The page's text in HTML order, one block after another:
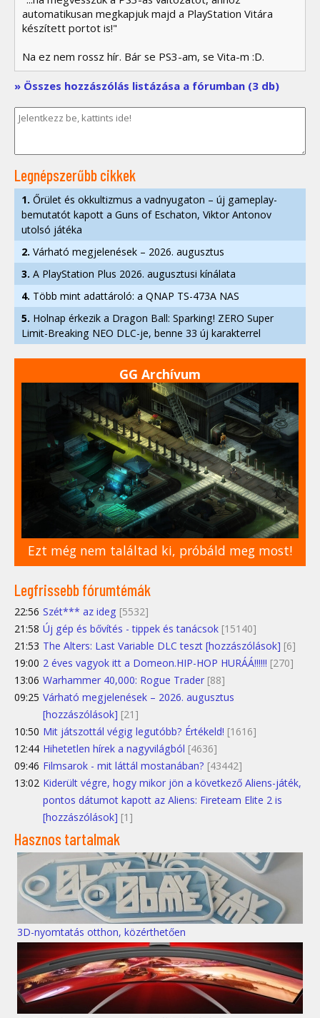
automatikusan megkapjuk majd a PlayStation Vitára
készített portot is!"
Na ez nem rossz hír. Bár se PS3-am, se Vita-m :D.
» Összes hozzászólás listázása a fórumban (3 db)
Legnépszerűbb cikkek
1. Őrület és okkultizmus a vadnyugaton – új gameplay-
bemutatót kapott a Guns of Eschaton, Viktor Antonov
utolsó játéka
2. Várható megjelenések – 2026. augusztus
3. A PlayStation Plus 2026. augusztusi kínálata
4. Több mint adattároló: a QNAP TS-473A NAS
5. Holnap érkezik a Dragon Ball: Sparking! ZERO Super
Limit-Breaking NEO DLC-je, benne 33 új karakterrel
GG Archívum
Ezt még nem találtad ki, próbáld meg most!
Legfrissebb fórumtémák
22:56 Szét*** az ideg [5532]
21:58 Új gép és bővítés - tippek és tanácsok [15140]
21:53 The Alters: Last Variable DLC teszt [hozzászólások] [6]
19:00 2 éves vagyok itt a Domeon.HIP-HOP HURÁÁ!!!!!! [270]
13:06 Warhammer 40,000: Rogue Trader [88]
09:25 Várható megjelenések – 2026. augusztus
[hozzászólások] [21]
10:50 Mit játszottál végig legutóbb? Értékeld! [1616]
12:44 Hihetetlen hírek a nagyvilágból [4636]
09:46 Filmsarok - mit láttál mostanában? [43442]
13:02 Kiderült végre, hogy mikor jön a következő Aliens-játék,
pontos dátumot kapott az Aliens: Fireteam Elite 2 is
[hozzászólások] [1]
Hasznos tartalmak
3D-nyomtatás otthon, közérthetően